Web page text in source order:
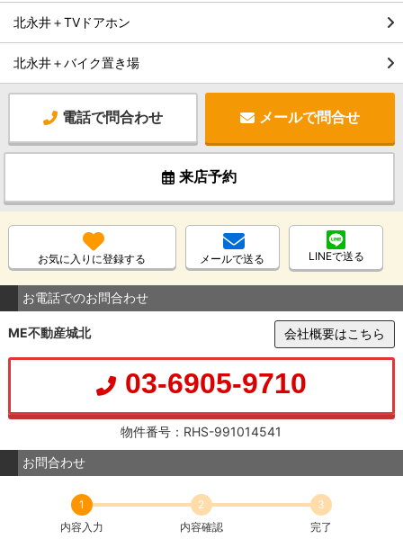
北永井＋TVドアホン
北永井＋バイク置き場
電話で問合わせ メールで問合せ
来店予約
お気に入りに登録する メールで送る LINEで送る
お電話でのお問合わせ
ME不動産城北 会社概要はこちら
03-6905-9710
物件番号：RHS-991014541
お問合わせ
1
内容入力
2
内容確認
3
完了